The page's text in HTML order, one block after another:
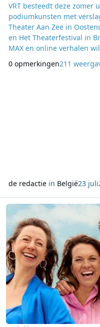
VRT besteedt deze zomer
podiumkunsten met
Theater Aan Zee in
en Het Theaterfestival in
MAX en online verhalen
podiumkunsten. Daarbij is
0 opmerkingen211
de redactiein België23 juli
Lees meer over DARA,